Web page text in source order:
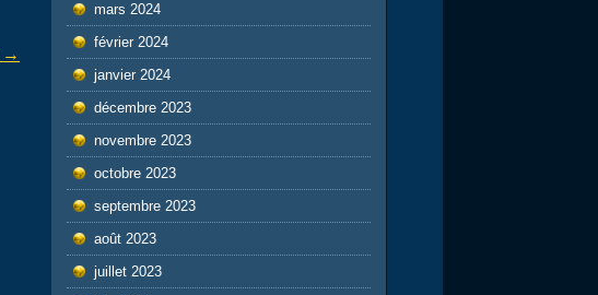
→
mars 2024
février 2024
janvier 2024
décembre 2023
novembre 2023
octobre 2023
septembre 2023
août 2023
juillet 2023